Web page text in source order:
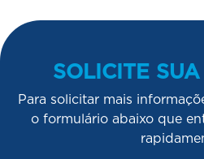
SOLICITE
Para solicitar mais
o formulário abaixo que